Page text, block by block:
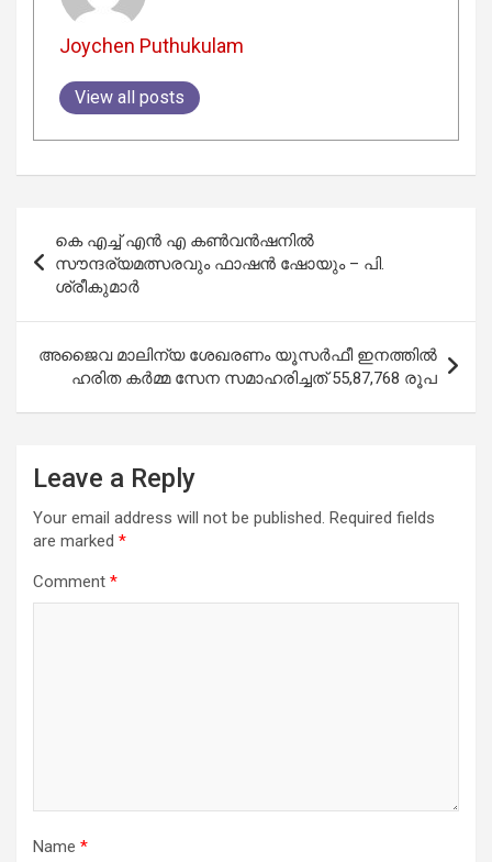
Joychen Puthukulam
View all posts
navigation
കെ എച്ച് എന്‍ എ കണ്‍വന്‍ഷനില്‍
സൗന്ദര്യമത്സരവും ഫാഷന്‍ ഷോയും – പി.
ശ്രീകുമാര്‍
അജൈവ മാലിന്യ ശേഖരണം യൂസര്‍ഫീ ഇനത്തില്‍
ഹരിത കര്‍മ്മ സേന സമാഹരിച്ചത് 55,87,768 രൂപ
Leave a Reply
Your email address will not be published. Required fields
are marked *
Comment *
Name *